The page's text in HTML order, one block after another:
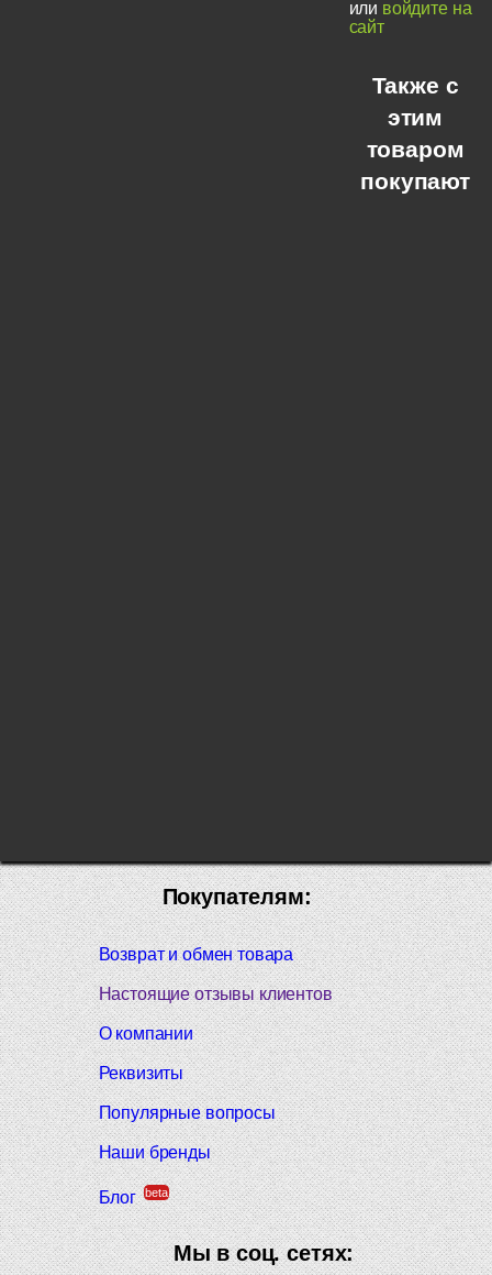
или войдите на
сайт
Также с
этим
товаром
покупают
Покупателям:
Возврат и обмен товара
Настоящие отзывы клиентов
О компании
Реквизиты
Популярные вопросы
Наши бренды
Блог beta
Мы в соц. сетях: